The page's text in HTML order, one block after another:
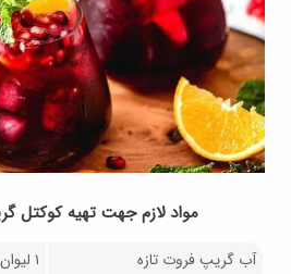
مواد لازم جهت تهيه کوکتل
آب گریپ فروت تازه
۱ لیوان فرانسوی دسته‌دار